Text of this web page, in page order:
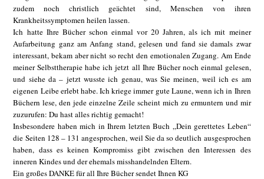
zudem noch christlich geächtet sind, Menschen von ihren
Krankheitssymptomen heilen lassen.
Ich hatte Ihre Bücher schon einmal vor 20 Jahren, als ich mit meiner
Aufarbeitung ganz am Anfang stand, gelesen und fand sie damals zwar
interessant, bekam aber nicht so recht den emotionalen Zugang. Am Ende
meiner Selbsttherapie habe ich jetzt all Ihre Bücher noch einmal gelesen,
und siehe da – jetzt wusste ich genau, was Sie meinen, weil ich es am
eigenen Leibe erlebt habe. Ich kriege immer gute Laune, wenn ich in Ihren
Büchern lese, den jede einzelne Zeile scheint mich zu ermuntern und mir
zuzurufen: Du hast alles richtig gemacht!
Insbesondere haben mich in Ihrem letzten Buch „Dein gerettetes Leben“
die Seiten 128 – 131 angesprochen, weil Sie da so deutlich ausgesprochen
haben, dass es keinen Kompromiss gibt zwischen den Interessen des
inneren Kindes und der ehemals misshandelnden Eltern.
Ein großes DANKE für all Ihre Bücher sendet Ihnen KG